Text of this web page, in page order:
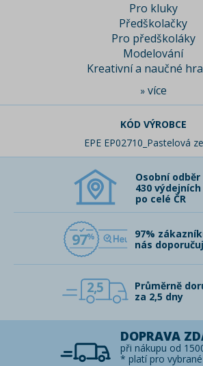
Pro kluky
Předškolačky
Pro předškoláky
Modelování
Kreativní a naučné
» více
KÓD VÝROBCE
EPE EP02710_Pastelová
Osobní odběr
430
po celé ČR
97
97%
nás
2,5
Průměrně
za 2,5 dny
DOPRAVA
při nákupu od
* platí pro